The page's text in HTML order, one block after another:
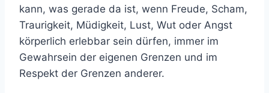
kann, was gerade da ist, wenn Freude, Scham,
Traurigkeit, Müdigkeit, Lust, Wut oder Angst
körperlich erlebbar sein dürfen, immer im
Gewahrsein der eigenen Grenzen und im
Respekt der Grenzen anderer.